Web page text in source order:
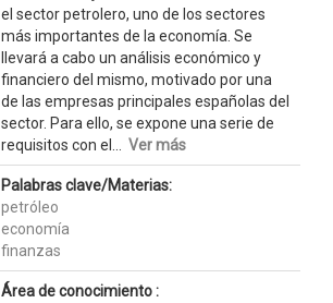
el sector petrolero, uno de los sectores
más importantes de la economía. Se
llevará a cabo un análisis económico y
financiero del mismo, motivado por una
de las empresas principales españolas del
sector. Para ello, se expone una serie de
requisitos con el... Ver más
Palabras clave/Materias:
petróleo
economía
finanzas
Área de conocimiento :